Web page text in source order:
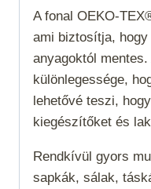
A fonal OEKO-
ami biztosítja,
anyagoktól mentes.
különlegessége,
lehetővé teszi,
kiegészítőket és
Rendkívül gyors
sapkák, sálak,